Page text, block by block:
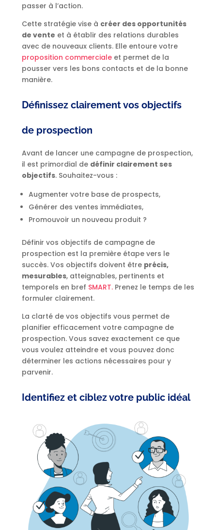
passer à l’action.
Cette stratégie vise à créer des opportunités
de vente et à établir des relations durables
avec de nouveaux clients. Elle entoure votre
proposition commercialeet permet de la
pousser vers les bons contacts et de la bonne
manière.
Définissez clairement vos objectifs
de prospection
Avant de lancer une campagne de prospection,
il est primordial de définir clairement ses
objectifs. Souhaitez-vous :
Augmenter votre base de prospects,
Générer des ventes immédiates,
Promouvoir un nouveau produit ?
Définir vos objectifs de campagne de
prospection est la première étape vers le
succès. Vos objectifs doivent être précis,
mesurables, atteignables, pertinents et
temporels en bref SMART.Prenez le temps de les
formuler clairement.
La clarté de vos objectifs vous permet de
planifier efficacement votre campagne de
prospection. Vous savez exactement ce que
vous voulez atteindre et vous pouvez donc
déterminer les actions nécessaires pour y
parvenir.
Identifiez et ciblez votre public idéal